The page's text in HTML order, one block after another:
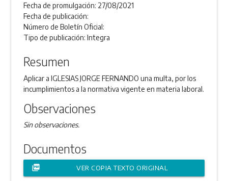
Fecha de promulgación: 27/08/2021
Fecha de publicación:
Número de Boletín Oficial:
Tipo de publicación:Integra
Resumen
Aplicar a IGLESIAS JORGE FERNANDO una multa, por los
incumplimientos a la normativa vigente en materia laboral.
Observaciones
Sin observaciones.
Documentos
picture_as_pdf VER COPIA TEXTO ORIGINAL